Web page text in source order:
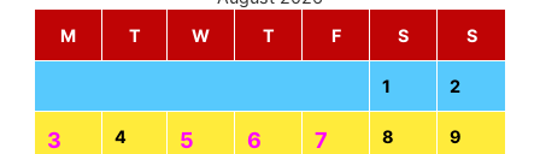
M
T W T F S S
1 2
3 4 5 6 7 8 9